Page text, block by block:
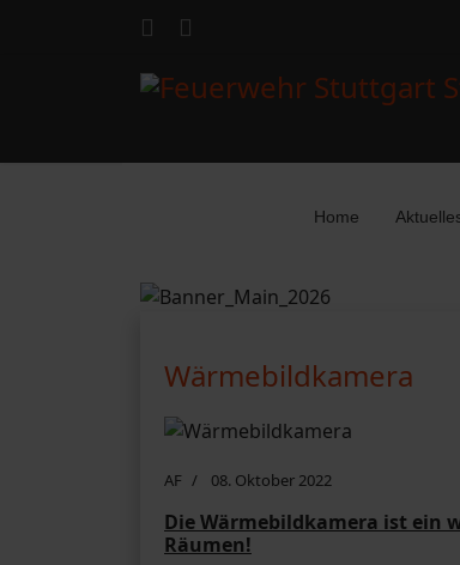
Home
Wärmebildkamera
AF 08. Oktober 2022
Die Wärmebildkamera ist ein
Räumen!